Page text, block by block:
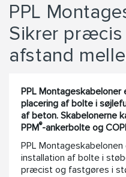
PPL
Sikrer
afstand
PPL
placering af bolte i
af beton. Skabelonerne
PPM®-ankerbolte og
PPL
installation af bolte i
præcist og fastgøres i